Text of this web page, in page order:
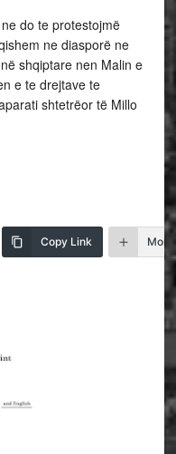
do te protestojmë
ne diasporë ne
shqiptare nen Malin e
e te drejtave te
shtetrëor të Millo
Copy Link More